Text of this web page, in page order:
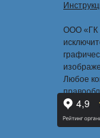
ООО «ГК
Любое